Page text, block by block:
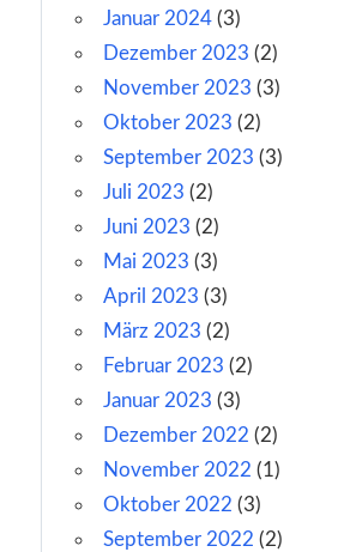
Januar 2024 (3)
Dezember 2023 (2)
November 2023 (3)
Oktober 2023 (2)
September 2023 (3)
Juli 2023 (2)
Juni 2023 (2)
Mai 2023 (3)
April 2023 (3)
März 2023 (2)
Februar 2023 (2)
Januar 2023 (3)
Dezember 2022 (2)
November 2022 (1)
Oktober 2022 (3)
September 2022 (2)